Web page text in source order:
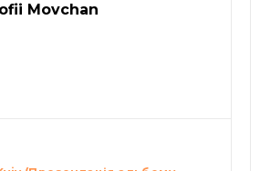
Movchan